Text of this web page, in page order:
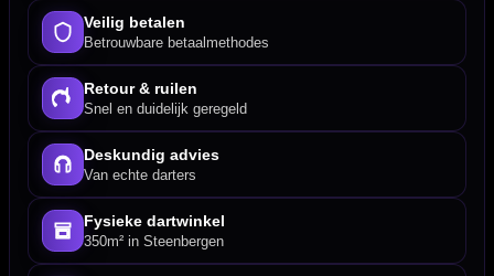
Veilig betalen
Betrouwbare betaalmethodes
Retour & ruilen
Snel en duidelijk geregeld
Deskundig advies
Van echte darters
Fysieke dartwinkel
350m² in Steenbergen